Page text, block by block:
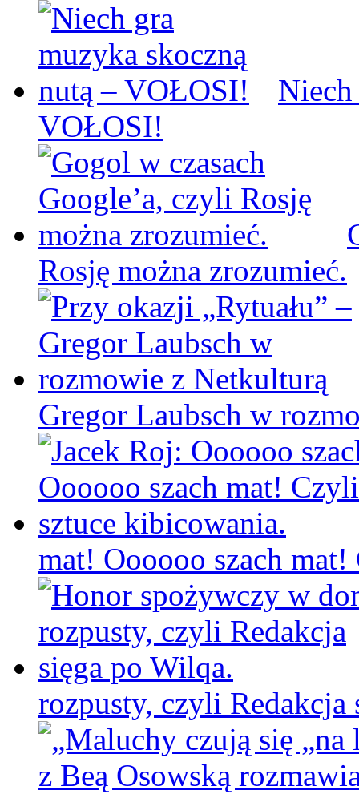
VOŁOSI!
Rosję można zrozumieć.
Gregor Laubsch w
mat! Oooooo szach
rozpusty, czyli Redakcja